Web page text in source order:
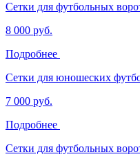
Сетки для футбольных
8 000 руб.
Подробнее
Сетки для юношеских
7 000 руб.
Подробнее
Сетки для футбольных